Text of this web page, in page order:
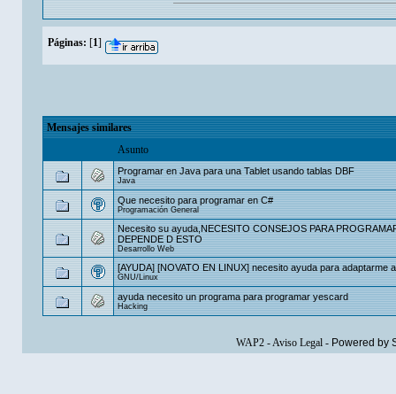
Páginas: [1]
Mensajes similares
Asunto
Programar en Java para una Tablet usando tablas DBF
Java
Que necesito para programar en C#
Programación General
Necesito su ayuda,NECESITO CONSEJOS PARA
DEPENDE D ESTO
Desarrollo Web
[AYUDA] [NOVATO EN LINUX] necesito ayuda para adaptarme
GNU/Linux
ayuda necesito un programa para programar yescard
Hacking
WAP2-Aviso Legal- Powered by